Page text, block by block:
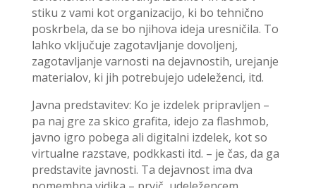
stiku z vami kot organizacijo, ki bo tehnično
poskrbela, da se bo njihova ideja uresničila. To
lahko vključuje zagotavljanje dovoljenj,
zagotavljanje varnosti na dejavnostih, urejanje
materialov, ki jih potrebujejo udeleženci, itd.
Javna predstavitev: Ko je izdelek pripravljen –
pa naj gre za skico grafita, idejo za flashmob,
javno igro pobega ali digitalni izdelek, kot so
virtualne razstave, podkkasti itd. – je čas, da ga
predstavite javnosti. Ta dejavnost ima dva